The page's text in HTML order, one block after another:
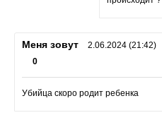
Меня зовут
2.06.2024 (21:42)
0
Убийца скоро родит ребенка